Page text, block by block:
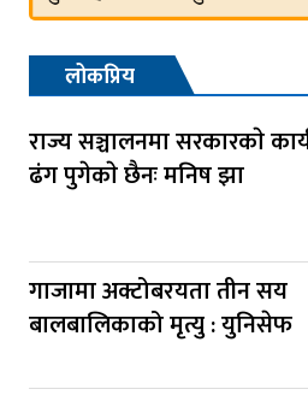
लोकप्रिय
राज्य सञ्चालनमा सरकारकाे
ढंग पुगेकाे छैनः मनिष झा
गाजामा अक्टोबरयता तीन सय
बालबालिकाको मृत्यु : युनिसेफ